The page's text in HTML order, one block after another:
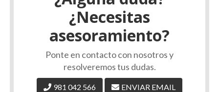
¿Necesitas
asesoramiento?
Ponte en contacto con nosotros y
resolveremos tus dudas.
981 042 566 ENVIAR EMAIL